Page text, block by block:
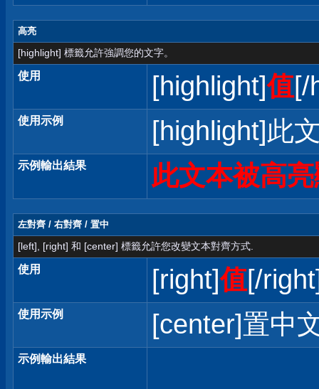
高亮
[highlight] 標籤允許強調您的文字。
使用 [highlight]值[/
使用示例 [highlight]此
示例輸出結果 此文本被高
左對齊 / 右對齊 / 置中
[left], [right] 和 [center] 標籤允許您改變文本對齊方式.
使用 [right]值[/
使用示例 [center]置中
示例輸出結果